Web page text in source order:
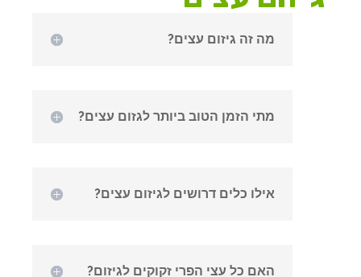
מה זה גיזום עצים?
מתי הזמן הטוב ביותר לגזום עצים?
אילו כלים דרושים לגיזום עצים?
האם כל עצי הפרי זקוקים לגיזום?